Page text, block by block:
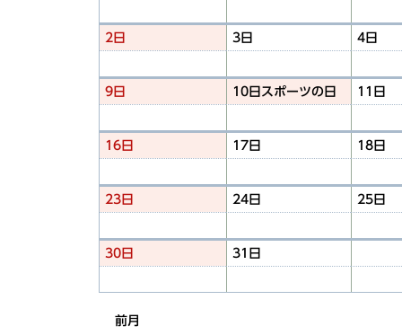
2日 3日 4日
9日 10日 スポーツの日 11日
16日 17日 18日
23日 24日 25日
30日 31日
前月